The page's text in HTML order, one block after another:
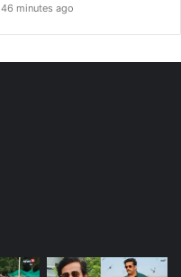
46 minutes ago